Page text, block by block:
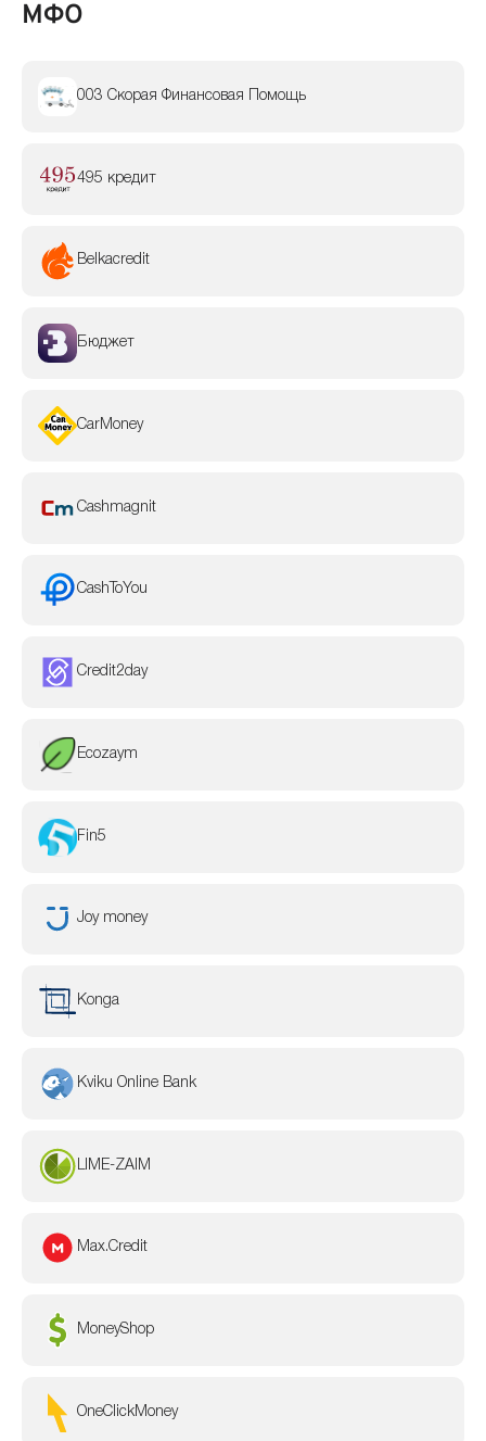
МФО
003 Скорая Финансовая Помощь
495 кредит
Belkacredit
Бюджет
CarMoney
Cashmagnit
CashToYou
Credit2day
Ecozaym
Fin5
Joy money
Konga
Kviku Online Bank
LIME-ZAIM
Max.Credit
MoneyShop
OneClickMoney